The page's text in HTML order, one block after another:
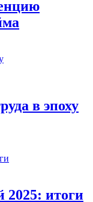
в эпоху
2025: итоги